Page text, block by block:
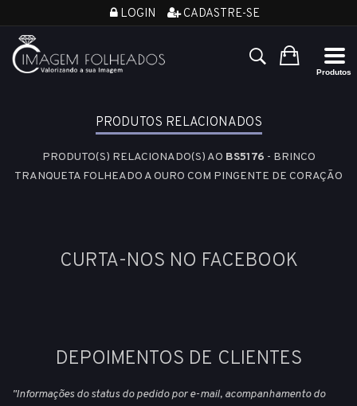
LOGIN CADASTRE-SE
PRODUTOS RELACIONADOS
PRODUTO(S) RELACIONADO(S) AO BS5176 - BRINCO
TRANQUETA FOLHEADO A OURO COM PINGENTE DE CORAÇÃO
CURTA-NOS NO FACEBOOK
DEPOIMENTOS DE CLIENTES
"Informações do status do pedido por e-mail, acompanhamento do